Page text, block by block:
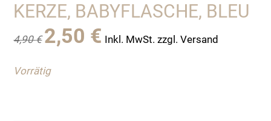
KERZE, BABYFLASCHE, BLEU
4,90€
Ursprünglicher
Preis
4,90 €
2,50 € Preis
Inkl. MwSt. zzgl. Versand
Vorrätig